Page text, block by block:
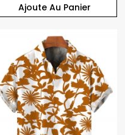
Ajoute Au Panier